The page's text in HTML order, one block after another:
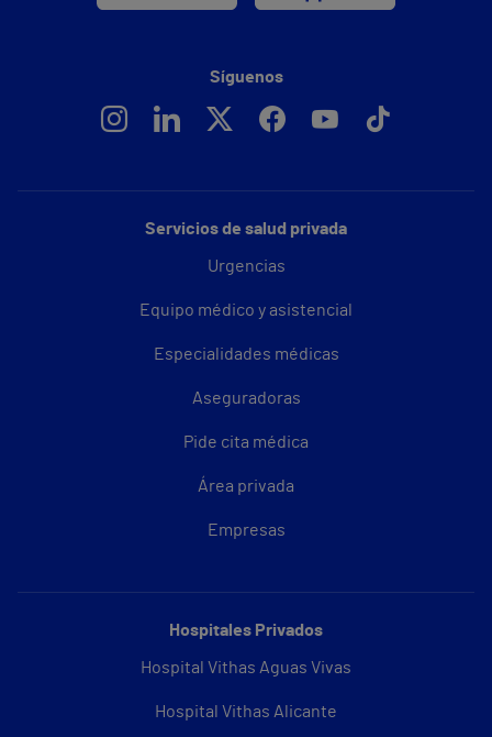
Servicios de salud privada
Urgencias
Equipo médico y asistencial
Especialidades médicas
Aseguradoras
Pide cita médica
Área privada
Empresas
Hospitales Privados
Hospital Vithas Aguas Vivas
Hospital Vithas Alicante
Síguenos